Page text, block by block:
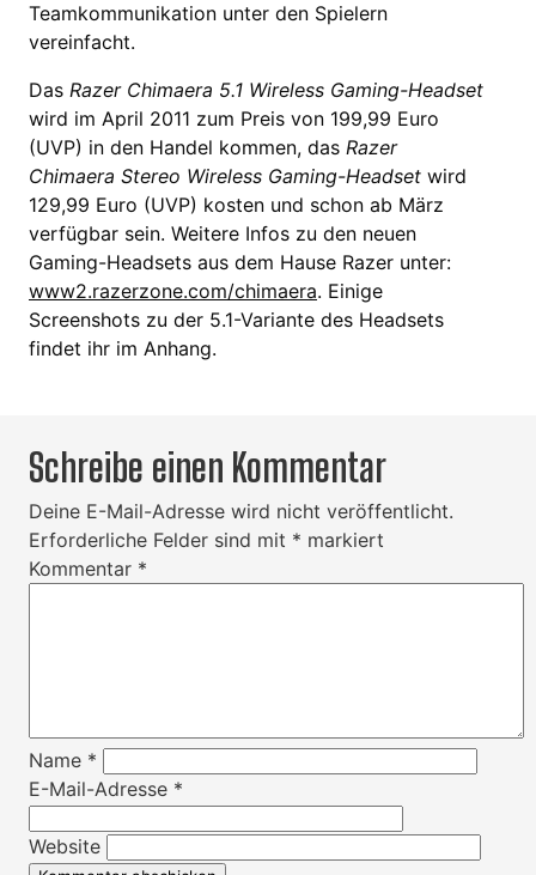
Teamkommunikation unter den Spielern
vereinfacht.
Das Razer Chimaera 5.1 Wireless Gaming-Headset
wird im April 2011 zum Preis von 199,99 Euro
(UVP) in den Handel kommen, das Razer
Chimaera Stereo Wireless Gaming-Headset wird
129,99 Euro (UVP) kosten und schon ab März
verfügbar sein. Weitere Infos zu den neuen
Gaming-Headsets aus dem Hause Razer unter:
www2.razerzone.com/chimaera. Einige
Screenshots zu der 5.1-Variante des Headsets
findet ihr im Anhang.
Schreibe einen Kommentar
Deine E-Mail-Adresse wird nicht veröffentlicht.
Erforderliche Felder sind mit * markiert
Kommentar *
Name *
E-Mail-Adresse *
Website